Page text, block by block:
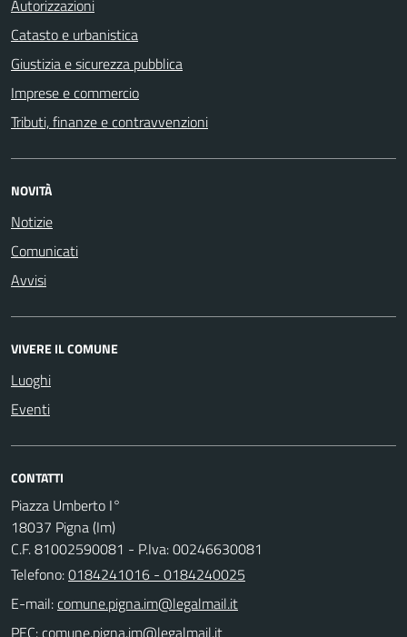
Autorizzazioni
Catasto e urbanistica
Giustizia e sicurezza pubblica
Imprese e commercio
Tributi, finanze e contravvenzioni
NOVITÀ
Notizie
Comunicati
Avvisi
VIVERE IL COMUNE
Luoghi
Eventi
CONTATTI
Piazza Umberto I°
18037 Pigna (Im)
C.F. 81002590081 - P.Iva: 00246630081
Telefono:0184241016 - 0184240025
E-mail:
PEC: